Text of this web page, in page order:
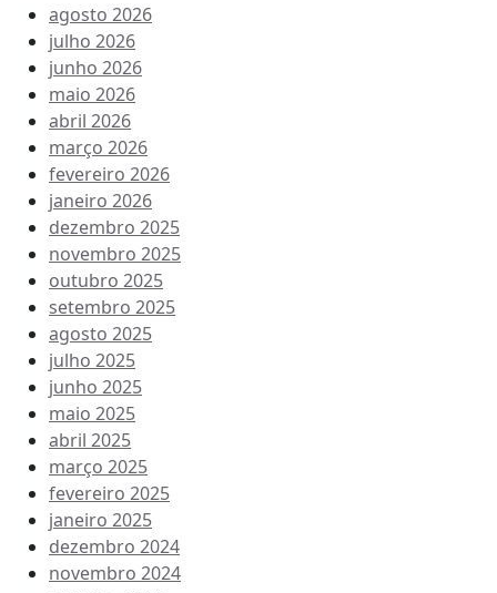
agosto 2026
julho 2026
junho 2026
maio 2026
abril 2026
março 2026
fevereiro 2026
janeiro 2026
dezembro 2025
novembro 2025
outubro 2025
setembro 2025
agosto 2025
julho 2025
junho 2025
maio 2025
abril 2025
março 2025
fevereiro 2025
janeiro 2025
dezembro 2024
novembro 2024